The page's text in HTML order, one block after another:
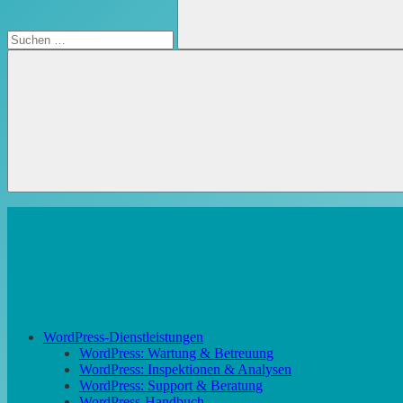
Suchen
WordPress-Dienstleistungen
WordPress: Wartung & Betreuung
WordPress: Inspektionen & Analysen
WordPress: Support & Beratung